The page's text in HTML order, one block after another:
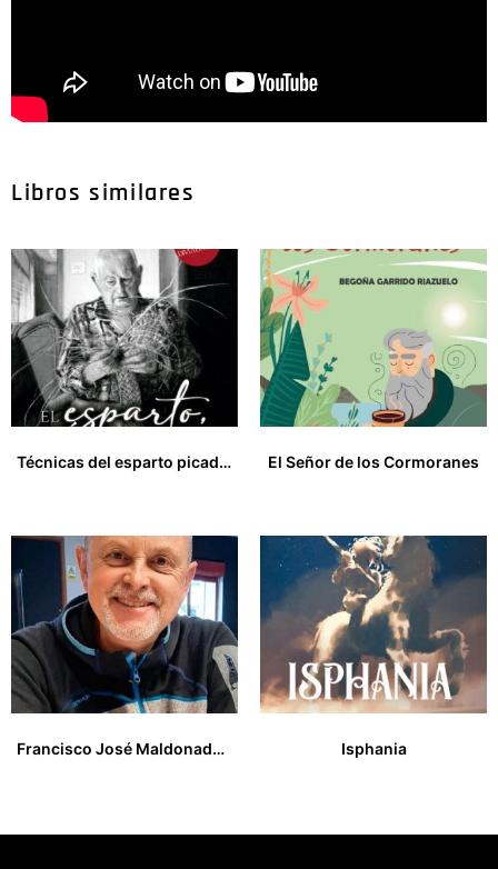
Libros similares
Técnicas del esparto picado y crudo y mintajes de piezas de esparto
El Señor de los Cormoranes
Francisco José Maldonado Jordan
Isphania